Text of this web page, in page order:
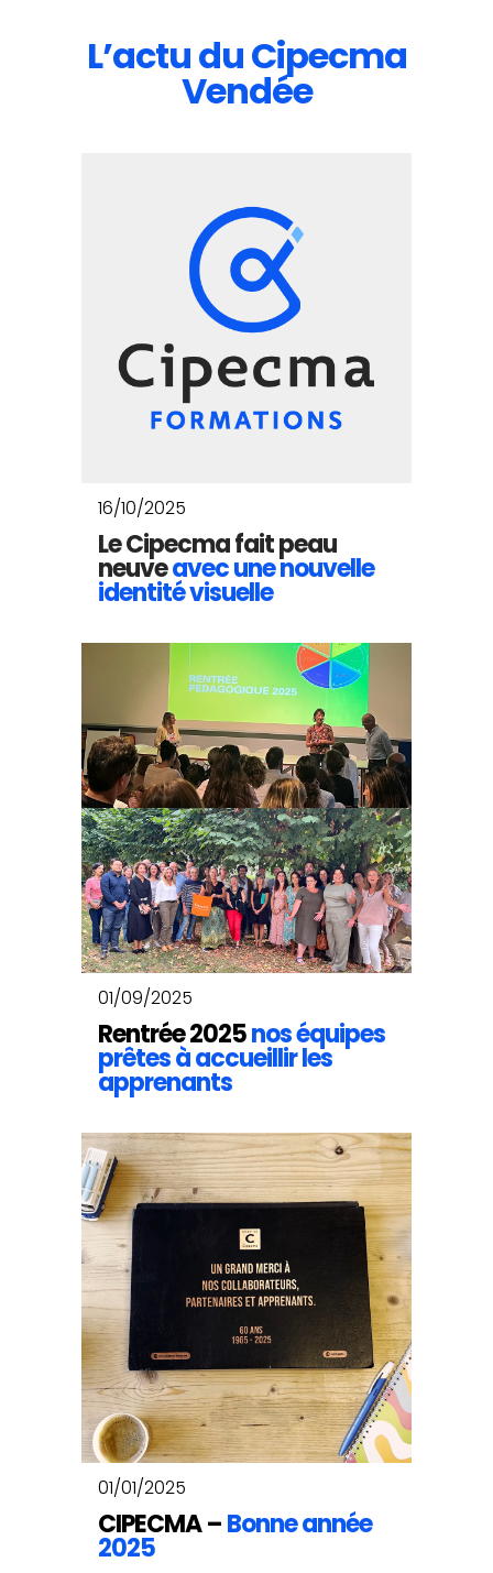
L’actu du Cipecma
Vendée
16/10/2025
Le Cipecma fait peau
neuveavec une nouvelle
identité visuelle
01/09/2025
Rentrée 2025nos équipes
prêtes à accueillir les
apprenants
01/01/2025
CIPECMA –Bonne année
2025